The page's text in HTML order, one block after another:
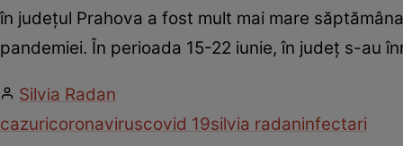
în judeţul Prahova a fost mult mai mare
pandemiei. În perioada 15-22 iunie, în judeţ s-au
Silvia Radan
cazuricoronaviruscovid 19silvia radaninfectari